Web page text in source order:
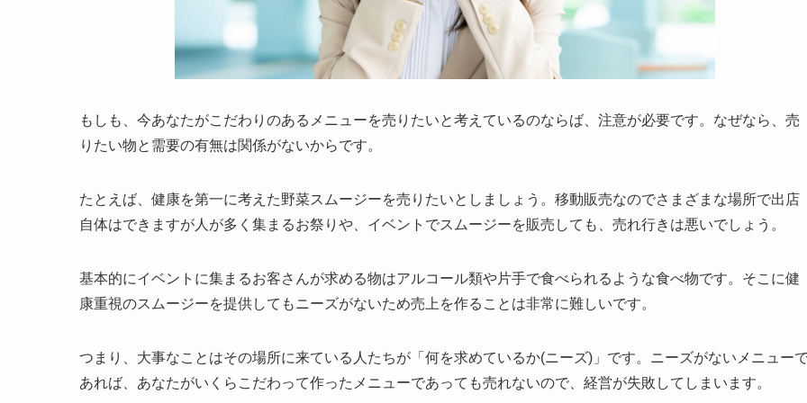
もしも、今あなたがこだわりのあるメニューを売りたいと考えているのならば、注意が必要です。なぜなら、売
りたい物と需要の有無は関係がないからです。
たとえば、健康を第一に考えた野菜スムージーを売りたいとしましょう。移動販売なのでさまざまな場所で出店
自体はできますが人が多く集まるお祭りや、イベントでスムージーを販売しても、売れ行きは悪いでしょう。
基本的にイベントに集まるお客さんが求める物はアルコール類や片手で食べられるような食べ物です。そこに健
康重視のスムージーを提供してもニーズがないため売上を作ることは非常に難しいです。
つまり、大事なことはその場所に来ている人たちが「何を求めているか(ニーズ)」です。ニーズがないメニュー
あれば、あなたがいくらこだわって作ったメニューであっても売れないので、経営が失敗してしまいます。